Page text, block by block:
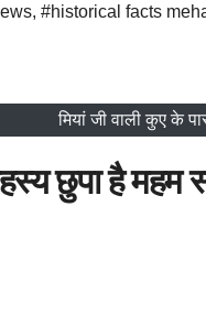
, #historical facts
मियां जी वाली कुए के
छुपा है